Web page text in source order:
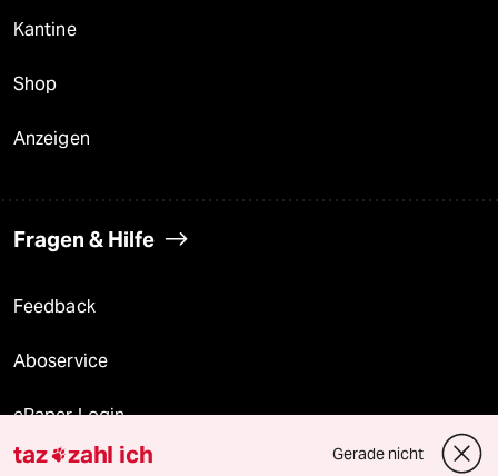
Kantine
Shop
Anzeigen
Fragen & Hilfe
Feedback
Aboservice
ePaper Login
Downloads für Abonnierende
taz zahl ich Gerade nicht